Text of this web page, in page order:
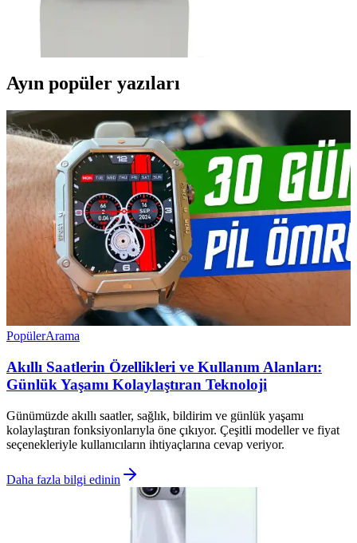
Arzum’un kahve makineleri, geleneksel Türk kahvesini pratik ve
Ayın popüler yazıları
PopülerArama
Akıllı Saatlerin Özellikleri ve Kullanım Alanları:
Günlük Yaşamı Kolaylaştıran Teknoloji
Günümüzde akıllı saatler, sağlık, bildirim ve günlük yaşamı
kolaylaştıran fonksiyonlarıyla öne çıkıyor. Çeşitli modeller ve fiyat
seçenekleriyle kullanıcıların ihtiyaçlarına cevap veriyor.
Daha fazla bilgi edinin